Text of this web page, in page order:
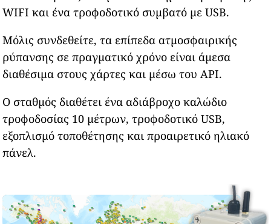
WIFI και ένα τροφοδοτικό συμβατό με USB.
Μόλις συνδεθείτε, τα επίπεδα ατμοσφαιρικής
ρύπανσης σε πραγματικό χρόνο είναι άμεσα
διαθέσιμα στους χάρτες και μέσω του API.
Ο σταθμός διαθέτει ένα αδιάβροχο καλώδιο
τροφοδοσίας 10 μέτρων, τροφοδοτικό USB,
εξοπλισμό τοποθέτησης και προαιρετικό ηλιακό
πάνελ.